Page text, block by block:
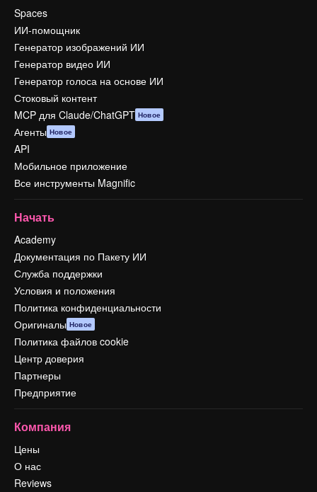
Spaces
ИИ-помощник
Генератор изображений ИИ
Генератор видео ИИ
Генератор голоса на основе ИИ
Стоковый контент
MCP для Claude/ChatGPT Новое
Агенты Новое
API
Мобильное приложение
Все инструменты Magnific
Начать
Academy
Документация по Пакету ИИ
Служба поддержки
Условия и положения
Политика конфиденциальности
Оригиналы Новое
Политика файлов cookie
Центр доверия
Партнеры
Предприятие
Компания
Цены
О нас
Reviews